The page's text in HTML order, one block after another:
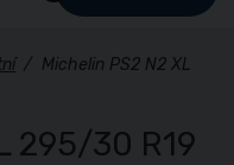
/ Michelin PS2 N2 XL
295/30 R19